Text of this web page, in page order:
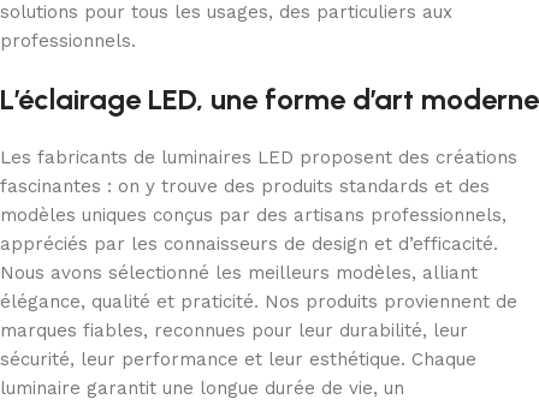
solutions pour tous les usages, des particuliers aux
professionnels.
L’éclairage LED, une forme d’art moderne
Les fabricants de luminaires LED proposent des créations
fascinantes : on y trouve des produits standards et des
modèles uniques conçus par des artisans professionnels,
appréciés par les connaisseurs de design et d’efficacité.
Nous avons sélectionné les meilleurs modèles, alliant
élégance, qualité et praticité. Nos produits proviennent de
marques fiables, reconnues pour leur durabilité, leur
sécurité, leur performance et leur esthétique. Chaque
luminaire garantit une longue durée de vie, un